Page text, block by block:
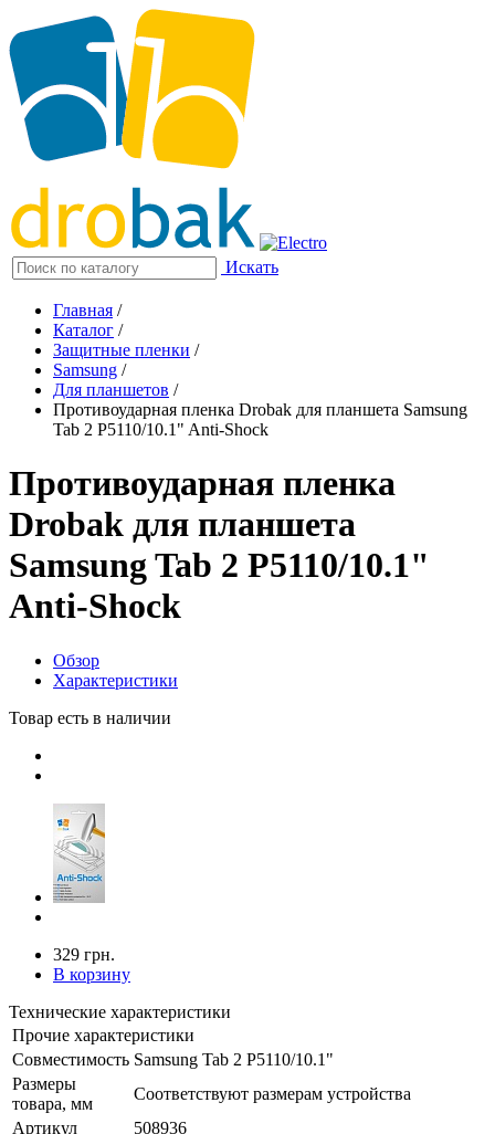
Искать
Главная /
Каталог /
Защитные пленки /
Samsung /
Для планшетов /
Противоударная пленка Drobak для планшета Samsung
Tab 2 P5110/10.1" Anti-Shock
Противоударная пленка
Drobak для планшета
Samsung Tab 2 P5110/10.1"
Anti-Shock
Обзор
Характеристики
Товар есть в наличии
329 грн.
В корзину
Технические характеристики
Прочие характеристики
Совместимость Samsung Tab 2 P5110/10.1"
Размеры
товара, мм
Соответствуют размерам устройства
Артикул
508936